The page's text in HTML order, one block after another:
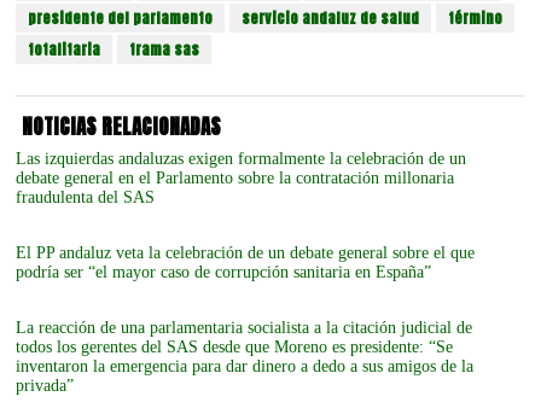
presidente del parlamento
servicio andaluz de salud
término
totalitaria
trama sas
NOTICIAS RELACIONADAS
Las izquierdas andaluzas exigen formalmente la celebración de un
debate general en el Parlamento sobre la contratación millonaria
fraudulenta del SAS
El PP andaluz veta la celebración de un debate general sobre el que
podría ser “el mayor caso de corrupción sanitaria en España”
La reacción de una parlamentaria socialista a la citación judicial de
todos los gerentes del SAS desde que Moreno es presidente: “Se
inventaron la emergencia para dar dinero a dedo a sus amigos de la
privada”